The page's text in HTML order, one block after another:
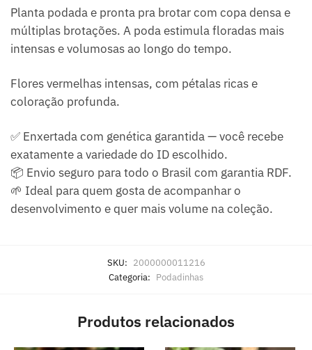
Planta podada e pronta pra brotar com copa densa e
múltiplas brotações. A poda estimula floradas mais
intensas e volumosas ao longo do tempo.
Flores vermelhas intensas, com pétalas ricas e
coloração profunda.
✅ Enxertada com genética garantida — você recebe
exatamente a variedade do ID escolhido.
📦 Envio seguro para todo o Brasil com garantia RDF.
🌱 Ideal para quem gosta de acompanhar o
desenvolvimento e quer mais volume na coleção.
SKU: 2000000011216
Categoria: Podadinhas
Produtos relacionados